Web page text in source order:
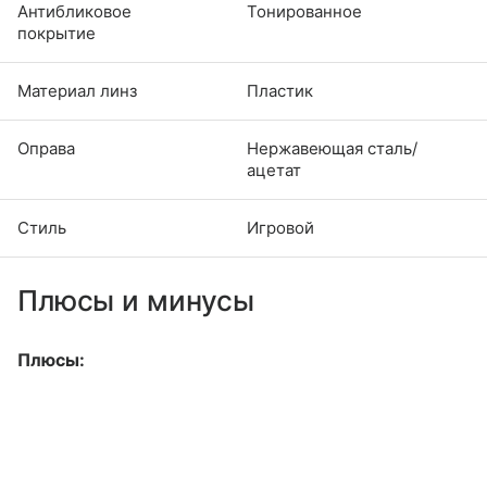
Антибликовое
покрытие
Тонированное
Материал линз Пластик
Оправа
Нержавеющая сталь/
ацетат
Стиль Игровой
Плюсы и минусы
Плюсы: